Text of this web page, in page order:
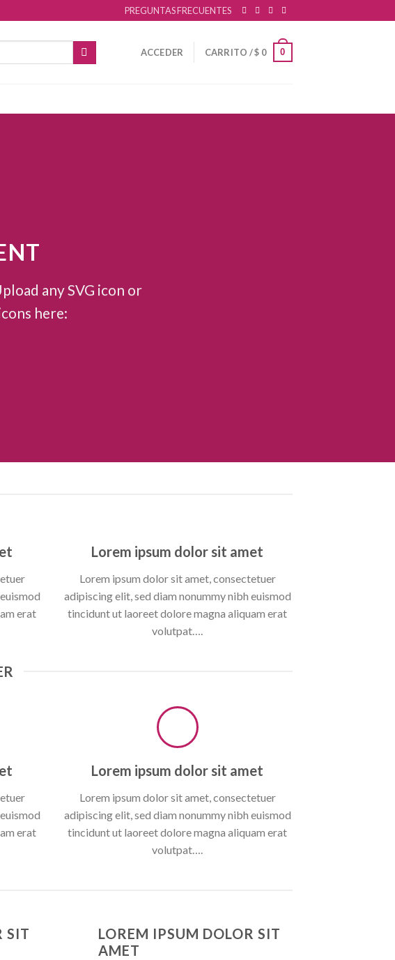
PREGUNTAS FRECUENTES
ACCEDER CARRITO /$ 0 0
any SVG icon or
here:
erat
Lorem ipsum dolor sit amet
Lorem ipsum dolor sit amet, consectetuer
adipiscing elit, sed diam nonummy nibh euismod
tincidunt ut laoreet dolore magna aliquam erat
volutpat….
erat
Lorem ipsum dolor sit amet
Lorem ipsum dolor sit amet, consectetuer
adipiscing elit, sed diam nonummy nibh euismod
tincidunt ut laoreet dolore magna aliquam erat
volutpat….
SIT
LOREM IPSUM DOLOR SIT
AMET